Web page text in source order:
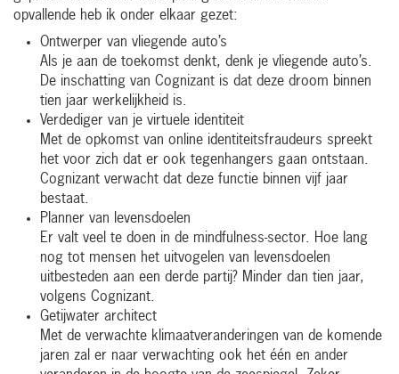
opvallende heb ik onder elkaar gezet:
Ontwerper van vliegende auto’s
Als je aan de toekomst denkt, denk je vliegende auto’s.
De inschatting van Cognizant is dat deze droom binnen
tien jaar werkelijkheid is.
Verdediger van je virtuele identiteit
Met de opkomst van online identiteitsfraudeurs spreekt
het voor zich dat er ook tegenhangers gaan ontstaan.
Cognizant verwacht dat deze functie binnen vijf jaar
bestaat.
Planner van levensdoelen
Er valt veel te doen in de mindfulness-sector. Hoe lang
nog tot mensen het uitvogelen van levensdoelen
uitbesteden aan een derde partij? Minder dan tien jaar,
volgens Cognizant.
Getijwater architect
Met de verwachte klimaatveranderingen van de komende
jaren zal er naar verwachting ook het één en ander